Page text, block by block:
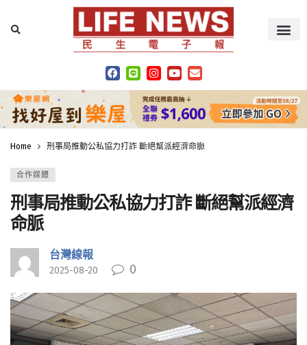
Home 刑事局推動公私協力打詐 斷絕幫派經濟命脈
合作媒體
刑事局推動公私協力打詐 斷絕幫派經濟
命脈
台灣線報
2025-08-20 0